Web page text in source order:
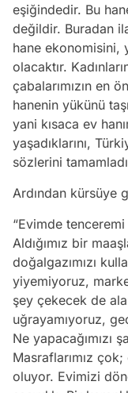
eşiğindedir. Bu
değildir. Buradan
hane ekonomisini,
olacaktır.
çabalarımızın en
hanenin yükünü
yani kısaca ev
yaşadıklarını,
sözlerini
Ardından kürsüye
“Evimde
Aldığımız bir
doğalgazımızı
yiyemiyoruz,
şey çekecek de
uğrayamıyoruz,
Ne yapacağımızı
Masraflarımız
oluyor. Evimizi